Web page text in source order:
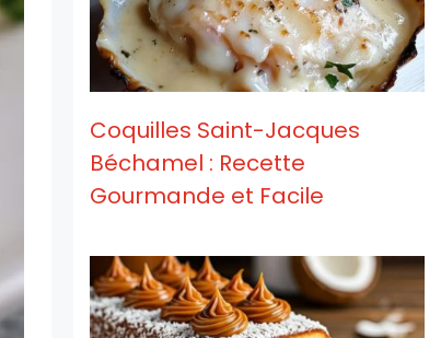
Coquilles Saint-Jacques
Béchamel : Recette
Gourmande et Facile